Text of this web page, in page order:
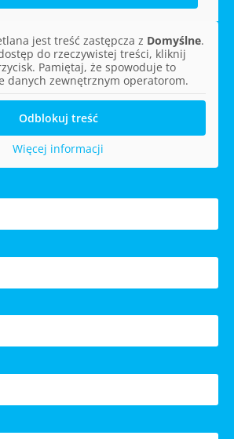
jest treść zastępcza z Domyślne.
do rzeczywistej treści, kliknij
Pamiętaj, że spowoduje to
danych zewnętrznym operatorom.
Odblokuj treść
Więcej informacji